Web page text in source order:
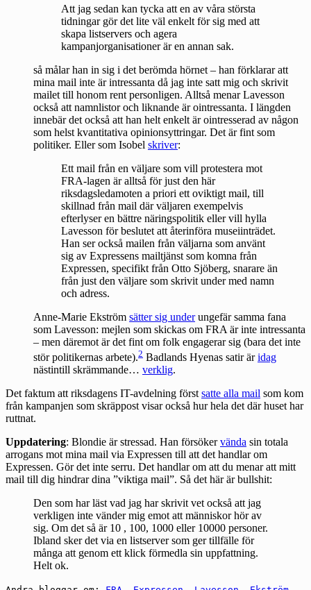
Att jag sedan kan tycka att en av våra största
tidningar gör det lite väl enkelt för sig med att
skapa listservers och agera
kampanjorganisationer är en annan sak.
så målar han in sig i det berömda hörnet – han förklarar att
mina mail inte är intressanta då jag inte satt mig och skrivit
mailet till honom rent personligen. Alltså menar Lavesson
också att namnlistor och liknande är ointressanta. I längden
innebär det också att han helt enkelt är ointresserad av någon
som helst kvantitativa opinionsyttringar. Det är fint som
politiker. Eller som Isobel skriver:
Ett mail från en väljare som vill protestera mot
FRA-lagen är alltså för just den här
riksdagsledamoten a priori ett oviktigt mail, till
skillnad från mail där väljaren exempelvis
efterlyser en bättre näringspolitik eller vill hylla
Lavesson för beslutet att återinföra museiinträdet.
Han ser också mailen från väljarna som använt
sig av Expressens mailtjänst som komna från
Expressen, specifikt från Otto Sjöberg, snarare än
från just den väljare som skrivit under med namn
och adress.
Anne-Marie Ekström sätter sig underungefär samma fana
som Lavesson: mejlen som skickas om FRA är inte intressanta
– men däremot är det fint om folk engagerar sig (bara det inte
stör politikernas arbete).2 Badlands Hyenas satir äridag
nästintill skrämmande… verklig.
Det faktum att riksdagens IT-avdelning först satte alla mail som kom
från kampanjen som skräppost visar också hur hela det där huset har
ruttnat.
Uppdatering: Blondie är stressad. Han försökervända sin totala
arrogans mot mina mail via Expressen till att det handlar om
Expressen. Gör det inte serru. Det handlar om att du menar att mitt
mail till dig hindrar dina ”viktiga mail”. Så det här är bullshit:
Den som har läst vad jag har skrivit vet också att jag
verkligen inte vänder mig emot att människor hör av
sig. Om det så är 10 , 100, 1000 eller 10000 personer.
Ibland sker det via en listserver som ger tillfälle för
många att genom ett klick förmedla sin uppfattning.
Helt ok.